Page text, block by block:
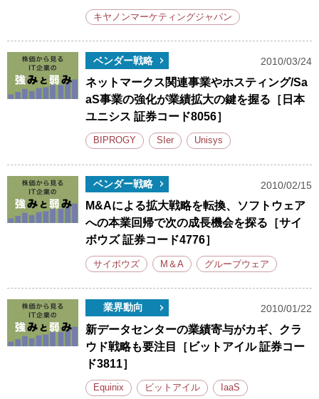
キヤノンマーケティングジャパン
ベンダー戦略 2010/03/24
ネットマークス関連事業やホスティング/Sa
aS事業の強化が業績拡大の鍵を握る［日本
ユニシス 証券コード8056］
BIPROGY SIer Unisys
ベンダー戦略 2010/02/15
M&Aによる拡大戦略を転換、ソフトウェア
への本業回帰で次の成長機会を探る［サイ
ボウズ 証券コード4776］
サイボウズ M＆A グループウェア
業界動向 2010/01/22
新データセンターの業績寄与がカギ、クラ
ウド戦略も要注目［ビットアイル 証券コー
ド3811］
Equinix ビットアイル IaaS